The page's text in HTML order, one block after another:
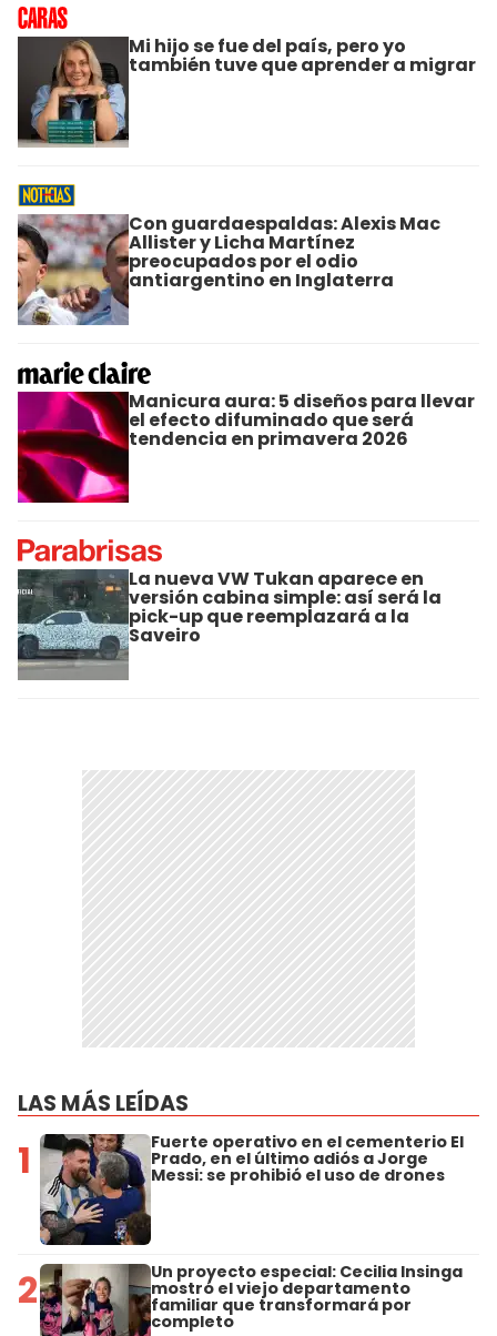
Mi hijo se fue del país, pero yo
también tuve que aprender a migrar
Con guardaespaldas: Alexis Mac
Allister y Licha Martínez
preocupados por el odio
antiargentino en Inglaterra
Manicura aura: 5 diseños para llevar
el efecto difuminado que será
tendencia en primavera 2026
La nueva VW Tukan aparece en
versión cabina simple: así será la
pick-up que reemplazará a la
Saveiro
LAS MÁS LEÍDAS
1 Fuerte operativo en el cementerio El
Prado, en el último adiós a Jorge
Messi: se prohibió el uso de drones
2 Un proyecto especial: Cecilia Insinga
mostró el viejo departamento
familiar que transformará por
completo